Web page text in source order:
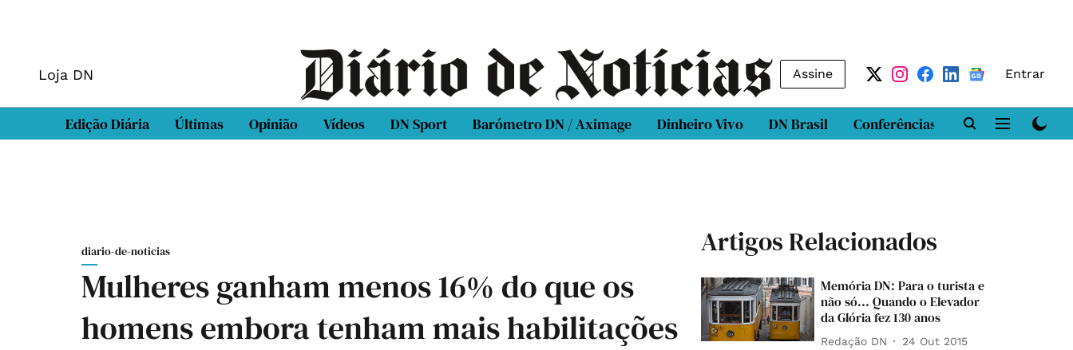
Loja DN Assine Entrar
Edição Diária Últimas Opinião Vídeos DN Sport Barómetro DN / Aximage Dinheiro Vivo DN Brasil Conferências DN LAB
diario-de-noticias
Mulheres ganham menos 16% do que os
homens embora tenham mais habilitações
Artigos Relacionados
Memória DN: Para o turista e
não só... Quando o Elevador
da Glória fez 130 anos
Redação DN 24 Out 2015